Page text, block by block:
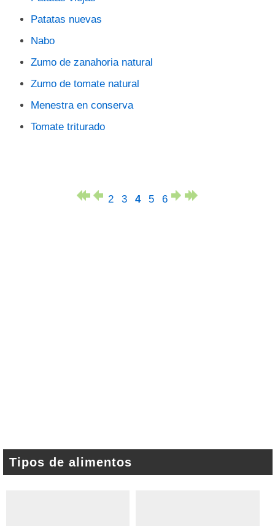
Patatas nuevas
Nabo
Zumo de zanahoria natural
Zumo de tomate natural
Menestra en conserva
Tomate triturado
2 3 4 5 6
Tipos de alimentos